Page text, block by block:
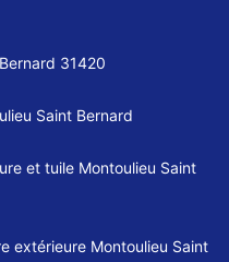
31420
Saint Bernard
et tuile Montoulieu Saint
extérieure Montoulieu Saint